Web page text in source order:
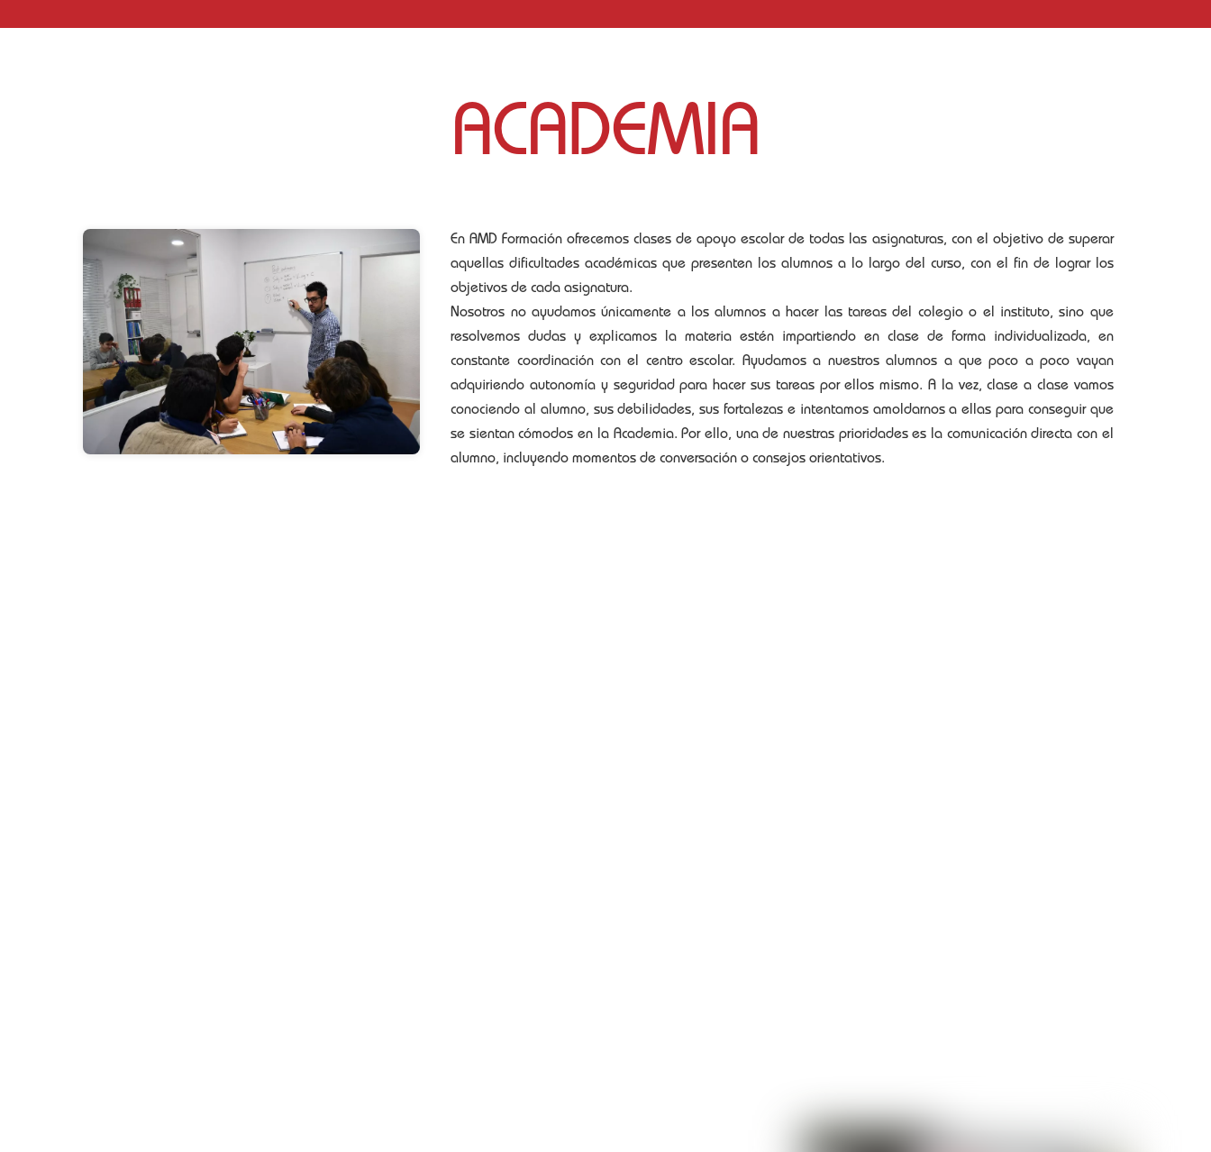
ACADEMIA
En AMD Formación ofrecemos clases de apoyo escolar de todas las asignaturas, con el objetivo de superar
aquellas dificultades académicas que presenten los alumnos a lo largo del curso, con el fin de lograr los
objetivos de cada asignatura.
Nosotros no ayudamos únicamente a los alumnos a hacer las tareas del colegio o el instituto, sino que
resolvemos dudas y explicamos la materia estén impartiendo en clase de forma individualizada, en
constante coordinación con el centro escolar. Ayudamos a nuestros alumnos a que poco a poco vayan
adquiriendo autonomía y seguridad para hacer sus tareas por ellos mismo. A la vez, clase a clase vamos
conociendo al alumno, sus debilidades, sus fortalezas e intentamos amoldarnos a ellas para conseguir que
se sientan cómodos en la Academia. Por ello, una de nuestras prioridades es la comunicación directa con el
alumno, incluyendo momentos de conversación o consejos orientativos.